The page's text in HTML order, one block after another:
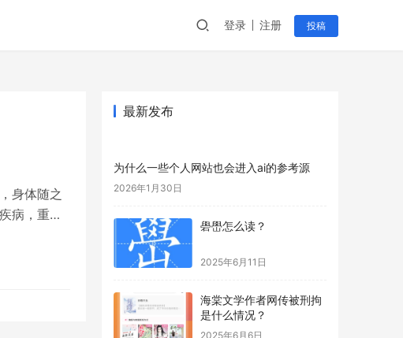
登录 注册 投稿
身体随之
病，重可
最新发布
为什么一些个人网站也会进入ai的参考源
2026年1月30日
礐嶨怎么读？
2025年6月11日
海棠文学作者网传被刑拘
是什么情况？
2025年6月6日